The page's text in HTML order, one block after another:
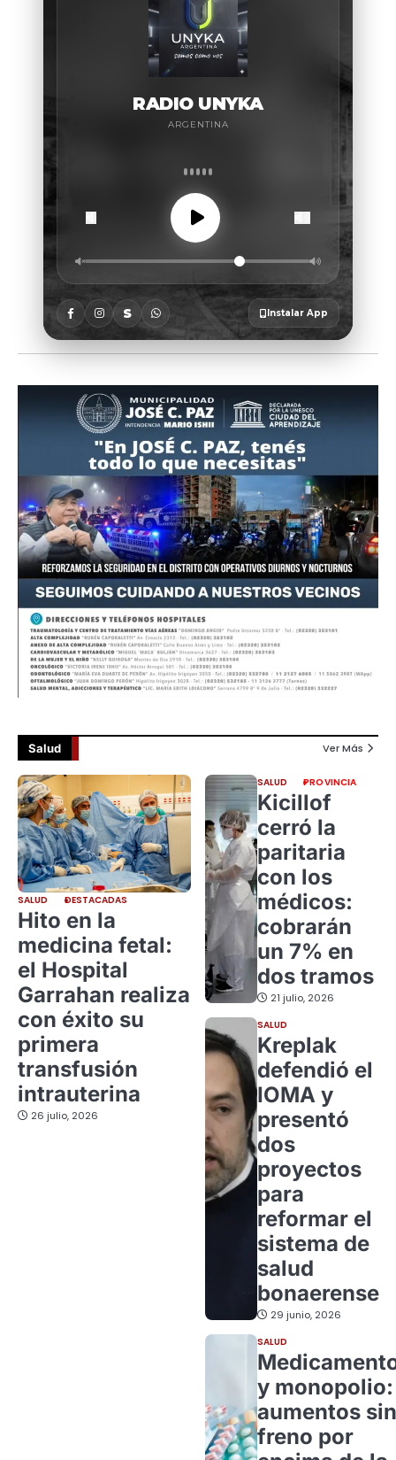
Salud Ver Más
SALUD DESTACADAS
Hito en la
medicina fetal:
el Hospital
Garrahan realiza
con éxito su
primera
transfusión
intrauterina
26 julio, 2026
SALUD PROVINCIA
Kicillof
cerró la
paritaria
con los
médicos:
cobrarán
un 7% en
dos tramos
21 julio, 2026
SALUD
Kreplak
defendió el
IOMA y
presentó
dos
proyectos
para
reformar el
sistema de
salud
bonaerense
29 junio, 2026
SALUD
y monopolio:
aumentos sin
freno por